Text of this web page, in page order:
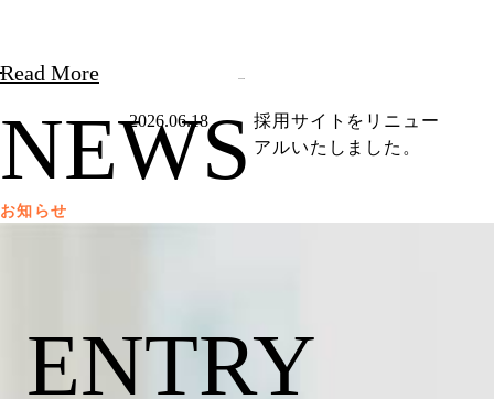
Read More
お知らせ
NEWS
2026.06.18
採用サイトをリニュー
アルいたしました。
ENTRY